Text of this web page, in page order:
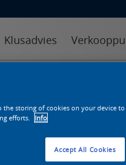
Klusadvies
the storing of cookies on your device
efforts.
Info
Accept All Cookies